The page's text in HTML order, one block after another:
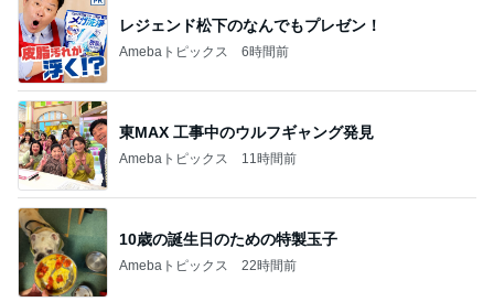
レジェンド松下のなんでもプレゼン！
Amebaトピックス 6時間前
東MAX 工事中のウルフギャング発見
Amebaトピックス 11時間前
10歳の誕生日のための特製玉子
Amebaトピックス 22時間前